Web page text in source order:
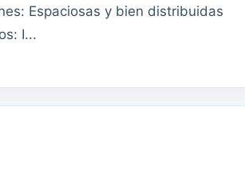
Espaciosas y bien distribuidas
I...